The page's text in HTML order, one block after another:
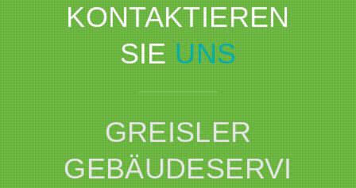
KONTAKTIEREN
SIEUNS
GREISLER
GEBÄUDESERVI